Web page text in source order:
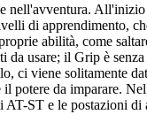
nell'avventura.
di apprendimento,
abilità, come
da usare; il Grip è
ci viene solitamente
potere da imparare.
ST e le postazioni